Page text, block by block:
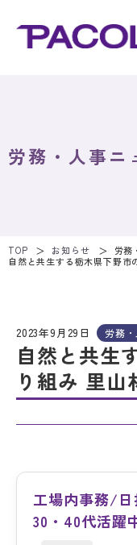
労務・人事ニ
TOP お知らせ
労務
自然と共生する栃木県下野
2023年9月29日 労務
自然と共生
り組み 里
工場内事務/
30・40代活躍